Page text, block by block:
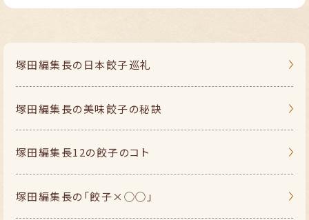
塚田編集長の 日本餃子巡礼
塚田編集長の美味餃子の秘訣
塚田編集長12の餃子のコト
塚田編集長の 「餃子×◯◯」